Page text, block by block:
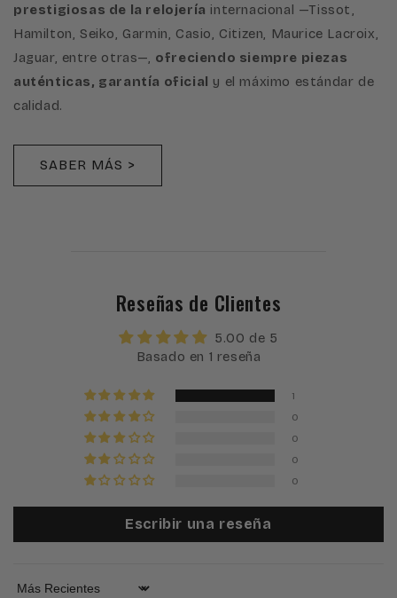
prestigiosas de la relojería internacional —Tissot,
Hamilton, Seiko, Garmin, Casio, Citizen, Maurice Lacroix,
Jaguar, entre otras—, ofreciendo siempre piezas
auténticas, garantía oficial y el máximo estándar de
calidad.
SABER MÁS >
Reseñas de Clientes
5.00 de 5
Basado en 1 reseña
1
0
0
0
0
Escribir una reseña